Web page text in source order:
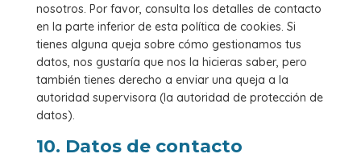
nosotros. Por favor, consulta los detalles de contacto
en la parte inferior de esta política de cookies. Si
tienes alguna queja sobre cómo gestionamos tus
datos, nos gustaría que nos la hicieras saber, pero
también tienes derecho a enviar una queja a la
autoridad supervisora (la autoridad de protección de
datos).
10. Datos de contacto